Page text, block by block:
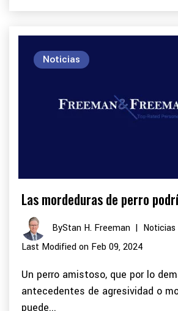
Las mordeduras de perro
ByStan H. Freeman | Noticias
Last Modified on Feb 09, 2024
Un perro amistoso, que por lo
antecedentes de agresividad o
puede...
Noticias